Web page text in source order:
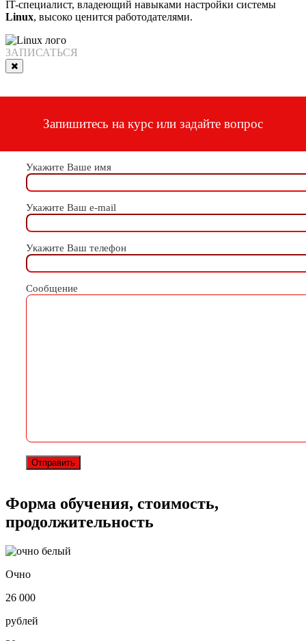
IT-специалист, владеющий навыками настройки системы
Linux, высоко ценится работодателями.
ЗАПИСАТЬСЯ
Запишитесь на курс или задайте вопрос
Укажите Ваше имя
Укажите Ваш e-mail
Укажите Ваш телефон
Сообщение
Форма обучения, стоимость,
продолжительность
Очно
26 000
рублей